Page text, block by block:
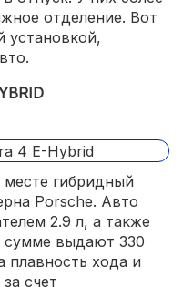
отделение. Вот
установкой,
гибридный
Porsche. Авто
2.9 л, а также
сумме выдают 330
плавность хода и
счет